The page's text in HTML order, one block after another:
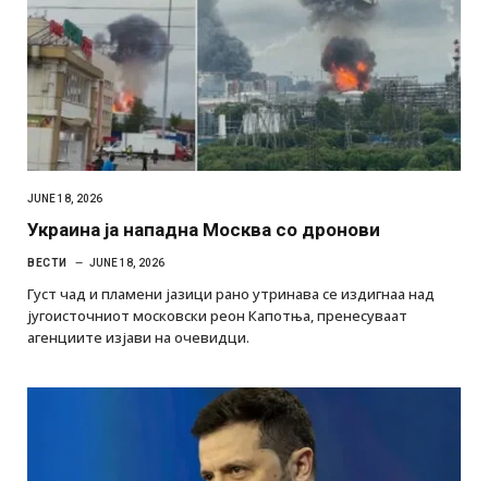
JUNE 18, 2026
Украина ја нападна Москва со дронови
ВЕСТИ JUNE 18, 2026
Густ чад и пламени јазици рано утринава се издигнаа над
југоисточниот московски реон Капотња, пренесуваат
агенциите изјави на очевидци.